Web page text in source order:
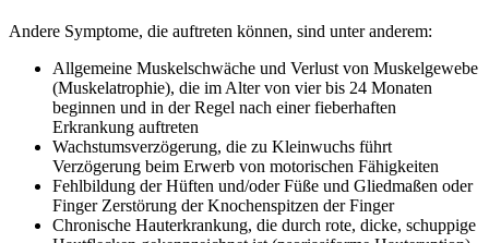
Andere Symptome, die auftreten können, sind unter anderem:
Allgemeine Muskelschwäche und Verlust von Muskelgewebe
(Muskelatrophie), die im Alter von vier bis 24 Monaten
beginnen und in der Regel nach einer fieberhaften
Erkrankung auftreten
Wachstumsverzögerung, die zu Kleinwuchs führt
Verzögerung beim Erwerb von motorischen Fähigkeiten
Fehlbildung der Hüften und/oder Füße und Gliedmaßen oder
Finger Zerstörung der Knochenspitzen der Finger
Chronische Hauterkrankung, die durch rote, dicke, schuppige